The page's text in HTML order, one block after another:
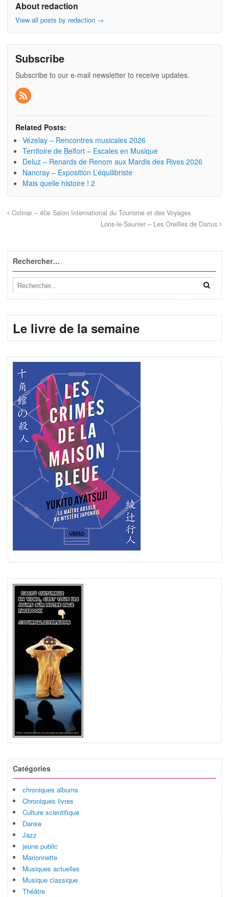
About redaction
View all posts by redaction →
Subscribe
Subscribe to our e-mail newsletter to receive updates.
Related Posts:
Vézelay – Rencontres musicales 2026
Territoire de Belfort – Escales en Musique
Deluz – Renards de Renom aux Mardis des Rives 2026
Nancray – Exposition L’équilibriste
Mais quelle histoire ! 2
Colmar – 40e Salon International du Tourisme et des Voyages
Lons-le-Saunier – Les Oreilles de Darius
Rechercher…
Le livre de la semaine
Catégories
chroniques albums
Chroniques livres
Culture scientifique
Danse
Jazz
jeune public
Marionnette
Musiques actuelles
Musique classique
Théâtre